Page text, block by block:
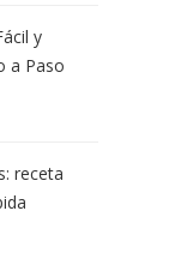
y
a Paso
receta